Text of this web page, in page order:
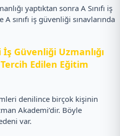
yaptıktan sonra A Sınıfı iş
sınıfı iş güvenliği sınavlarında
Güvenliği Uzmanlığı
Edilen Eğitim
denilince birçok kişinin
Akademi’dir. Böyle
var.